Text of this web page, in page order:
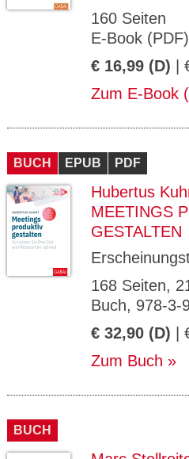
160 Seiten
E-Book
€ 16,99 (D) |
Zum E-Book
BUCH EPUB PDF
Hubertus
MEETINGS
GESTALTEN
168 Seiten,
Buch, 978-3-
€ 32,90 (D) |
Zum Buch
BUCH